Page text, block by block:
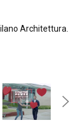
Architettura.